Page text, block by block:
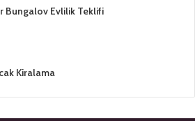
Bungalov Evlilik Teklifi
Kiralama